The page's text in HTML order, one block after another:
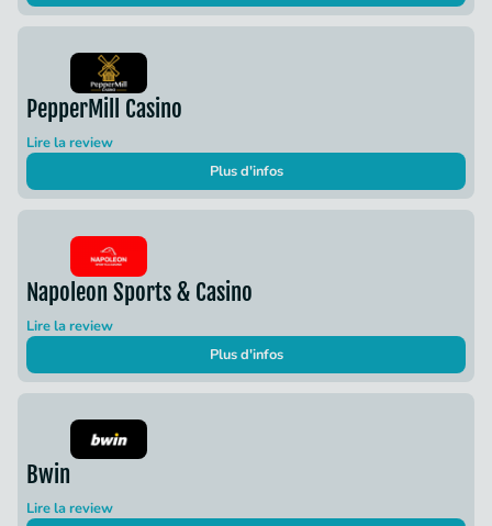
PepperMill Casino
Lire la review
Plus d'infos
Napoleon Sports & Casino
Lire la review
Plus d'infos
Bwin
Lire la review